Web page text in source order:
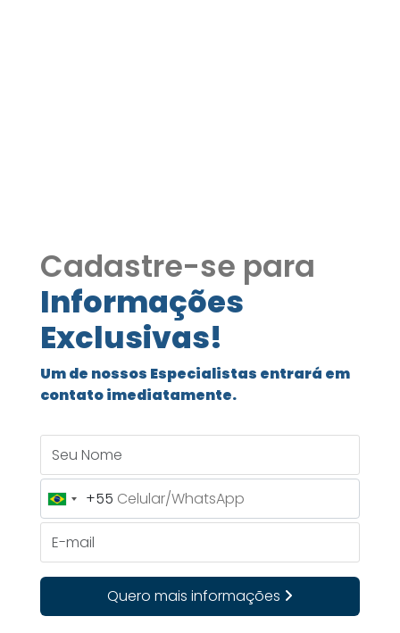
Cadastre-se para
Informações
Exclusivas!
Um de nossos Especialistas entrará em
contato imediatamente.
Brazil
+55
+55
Quero mais informações